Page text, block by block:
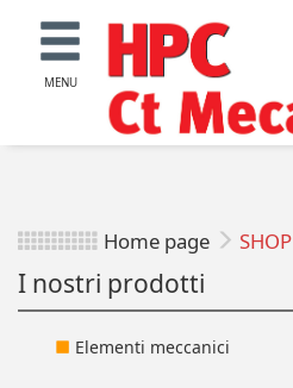
MENU
Home page SHOP
I nostri prodotti
Elementi meccanici